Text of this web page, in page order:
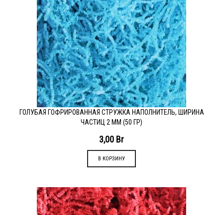
ГОЛУБАЯ ГОФРИРОВАННАЯ СТРУЖКА НАПОЛНИТЕЛЬ, ШИРИНА
ЧАСТИЦ 2 ММ (50 ГР)
3,00 Br
В КОРЗИНУ